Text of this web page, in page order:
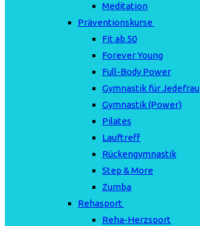
Meditation
Präventionskurse
Fit ab 50
Forever Young
Full-Body Power
Gymnastik für Jedefrau
Gymnastik (Power)
Pilates
Lauftreff
Rückengymnastik
Step & More
Zumba
Rehasport
Reha-Herzsport